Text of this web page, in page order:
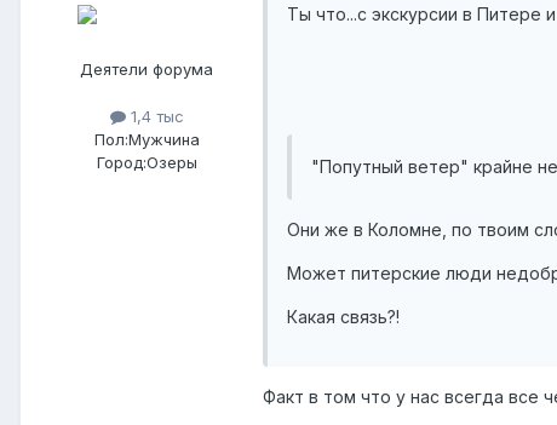
Деятели форума
1,4 тыс
Пол:Мужчина
Город:Озеры
Ты что...с экскурсии в Питере
"Попутный ветер" крайне
Они же в Коломне, по твоим
Может питерские люди
Какая связь?!
Факт в том что у нас всегда все